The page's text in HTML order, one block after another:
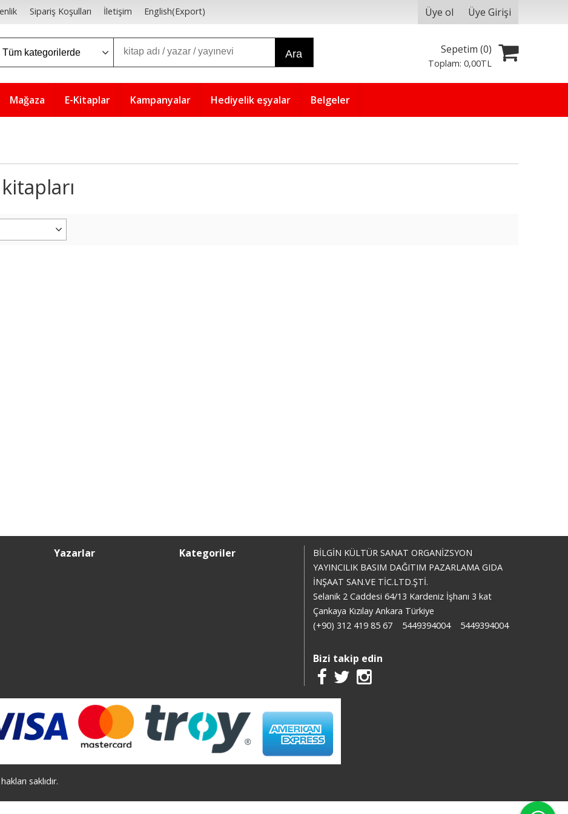
Sipariş Koşulları İletişim English(Export) Üye ol Üye Girişi
Ara Sepetim (0)
Toplam:0,00TL
Mağaza E-Kitaplar Kampanyalar Hediyelik eşyalar Belgeler
Yazarlar Kategoriler
BİLGİN KÜLTÜR SANAT ORGANİZSYON
YAYINCILIK BASIM DAĞITIM PAZARLAMA GIDA
İNŞAAT SAN.VE TİC.LTD.ŞTİ.
Selanik 2 Caddesi 64/13 Kardeniz İşhanı 3 kat
Çankaya Kızılay Ankara Türkiye
(+90) 312 419 85 67
5449394004 5449394004
Bizi takip edin
saklıdır.